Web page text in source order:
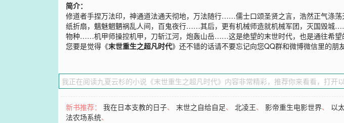
简介：
修道者手捏万法印，神通道法通天彻地，万法随行……儒士口颂圣贤之言，浩然正气
纸折扇，魑魅魍魉祸乱人间，百鬼夜行……其后，更有机械师造就机械军团，灭国毁
物种……机甲师操控机甲，刀斩江河，炮轰山岳……这是绝望的末世时代，也是通往希望
您要是觉得《末世重生之超凡时代》还不错的话请不要忘记向您QQ群和微博微信里的朋
新书推荐：我在日本支教的日子、末世之自给自足、北凌王、 影帝重生电影世界、 以
法农场系统、